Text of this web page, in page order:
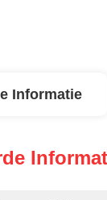
Informatie